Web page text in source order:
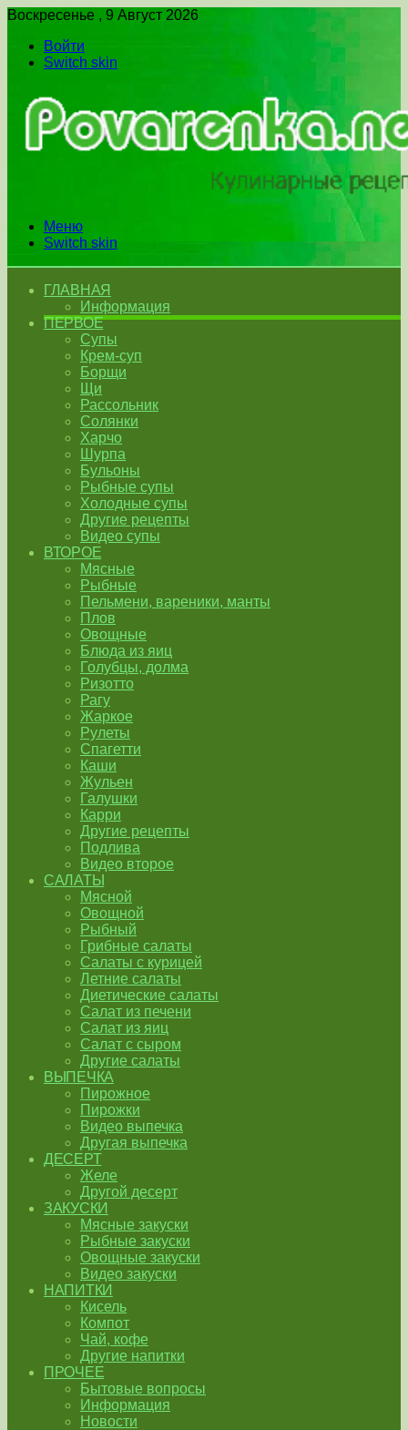
Воскресенье , 9 Август 2026
Войти
Switch skin
Меню
Switch skin
ГЛАВНАЯ
Информация
ПЕРВОЕ
Супы
Крем-суп
Борщи
Щи
Рассольник
Солянки
Харчо
Шурпа
Бульоны
Рыбные супы
Холодные супы
Другие рецепты
Видео супы
ВТОРОЕ
Мясные
Рыбные
Пельмени, вареники, манты
Плов
Овощные
Блюда из яиц
Голубцы, долма
Ризотто
Рагу
Жаркое
Рулеты
Спагетти
Каши
Жульен
Галушки
Карри
Другие рецепты
Подлива
Видео второе
САЛАТЫ
Мясной
Овощной
Рыбный
Грибные салаты
Салаты с курицей
Летние салаты
Диетические салаты
Салат из печени
Салат из яиц
Салат с сыром
Другие салаты
ВЫПЕЧКА
Пирожное
Пирожки
Видео выпечка
Другая выпечка
ДЕСЕРТ
Желе
Другой десерт
ЗАКУСКИ
Мясные закуски
Рыбные закуски
Овощные закуски
Видео закуски
НАПИТКИ
Кисель
Компот
Чай, кофе
Другие напитки
ПРОЧЕЕ
Бытовые вопросы
Информация
Новости